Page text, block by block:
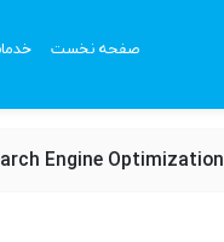
صفحه نخست